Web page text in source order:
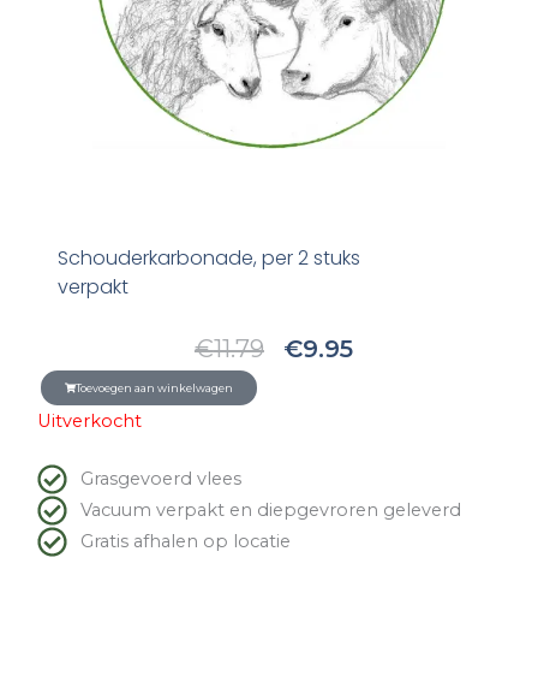
Schouderkarbonade, per 2 stuks
verpakt
€11.79
Oorspronkelijke
€9.95Huidige
Toevoegen aan winkelwagen
Uitverkocht
Grasgevoerd vlees
Vacuum verpakt en diepgevroren geleverd
Gratis afhalen op locatie